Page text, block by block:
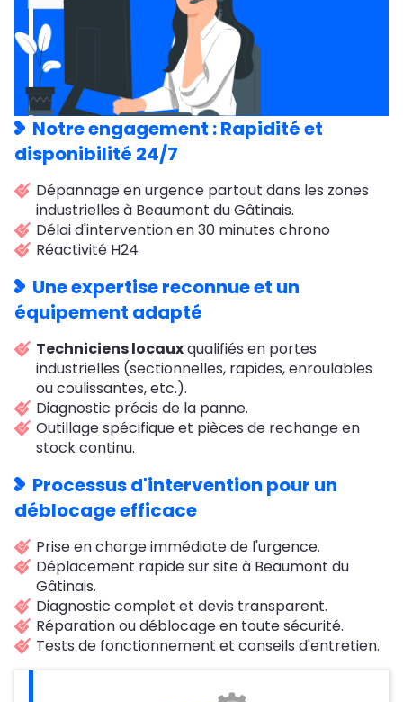
Notre engagement : Rapidité et
disponibilité 24/7
Dépannage en urgence partout dans les zones
industrielles à Beaumont du Gâtinais.
Délai d'intervention en 30 minutes chrono
Réactivité H24
Une expertise reconnue et un
équipement adapté
Techniciens locauxqualifiés en portes
industrielles (sectionnelles, rapides, enroulables
ou coulissantes, etc.).
Diagnostic précis de la panne.
Outillage spécifique et pièces de rechange en
stock continu.
Processus d'intervention pour un
déblocage efficace
Prise en charge immédiate de l'urgence.
Déplacement rapide sur site à Beaumont du
Gâtinais.
Diagnostic complet et devis transparent.
Réparation ou déblocage en toute sécurité.
Tests de fonctionnement et conseils d'entretien.